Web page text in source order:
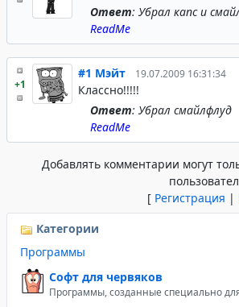
Ответ: Убрал капс и
ReadMe
+1
#1 Мэйт 19.07.2009 16:31:34
Классно!!!!!
Ответ: Убрал смайлфлуд
ReadMe
Добавлять комментарии могут
[ Регистрация |
Категории
Программы
Софт для червяков
Программы, созданные специально